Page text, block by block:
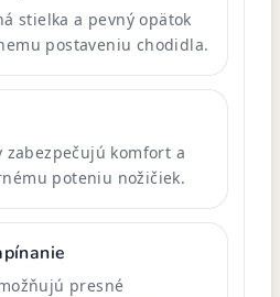
stielka a pevný opätok
postaveniu chodidla.
komfort a
poteniu nožičiek.
presné